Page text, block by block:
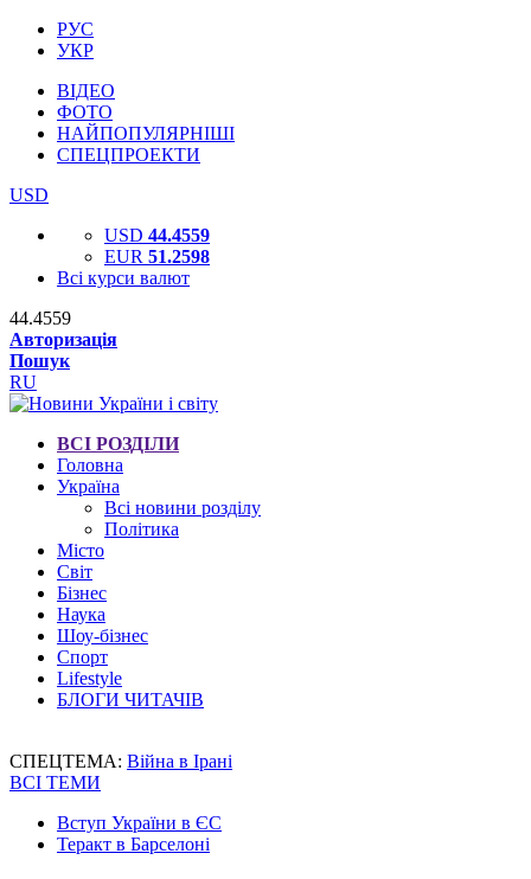
РУС
УКР
ВІДЕО
ФОТО
НАЙПОПУЛЯРНІШІ
СПЕЦПРОЕКТИ
USD
USD 44.4559
EUR 51.2598
Всі курси валют
44.4559
Авторизація
Пошук
RU
ВСІ РОЗДІЛИ
Головна
Україна
Всі новини розділу
Політика
Місто
Світ
Бізнес
Наука
Шоу-бізнес
Спорт
Lifestyle
БЛОГИ ЧИТАЧІВ
СПЕЦТЕМА: Війна в Ірані
ВСІ ТЕМИ
Вступ України в ЄС
Теракт в Барселоні